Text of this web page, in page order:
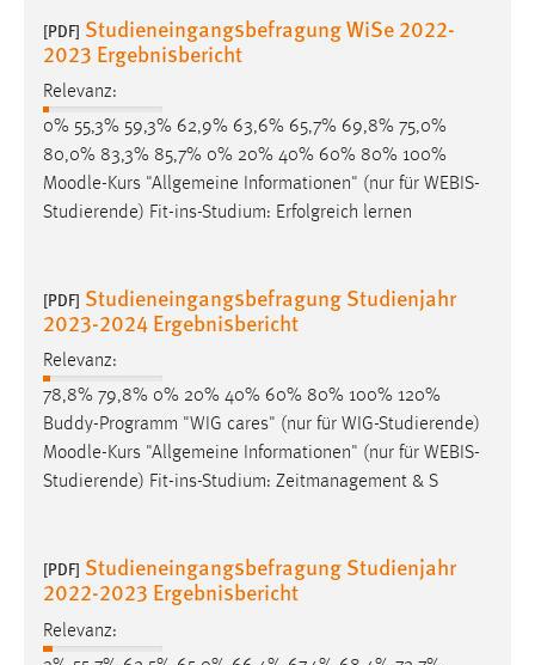
[PDF] Studieneingangsbefragung WiSe 2022-
2023 Ergebnisbericht
Relevanz:
0% 55,3% 59,3% 62,9% 63,6% 65,7% 69,8% 75,0%
80,0% 83,3% 85,7% 0% 20% 40% 60% 80% 100%
Moodle-Kurs "Allgemeine Informationen" (nur für WEBIS-
Studierende) Fit-ins-Studium: Erfolgreich lernen
[PDF] Studieneingangsbefragung Studienjahr
2023-2024 Ergebnisbericht
Relevanz:
78,8% 79,8% 0% 20% 40% 60% 80% 100% 120%
Buddy-Programm "WIG cares" (nur für WIG-Studierende)
Moodle-Kurs "Allgemeine Informationen" (nur für WEBIS-
Studierende) Fit-ins-Studium: Zeitmanagement & S
[PDF] Studieneingangsbefragung Studienjahr
2022-2023 Ergebnisbericht
Relevanz:
Performance
Name:
staticfilecache
Zweck:
Für performante Seitenauslieferung wird in diesem Cookie
gespeichert, ob man eingeloggt ist.
Name:
site-language-preference
Zweck:
Das Cookie speichert die gewählte Sprache der Website.
Cookie Laufzeit:
Name:
chat-frame-style-5e9dbeb1811c0446